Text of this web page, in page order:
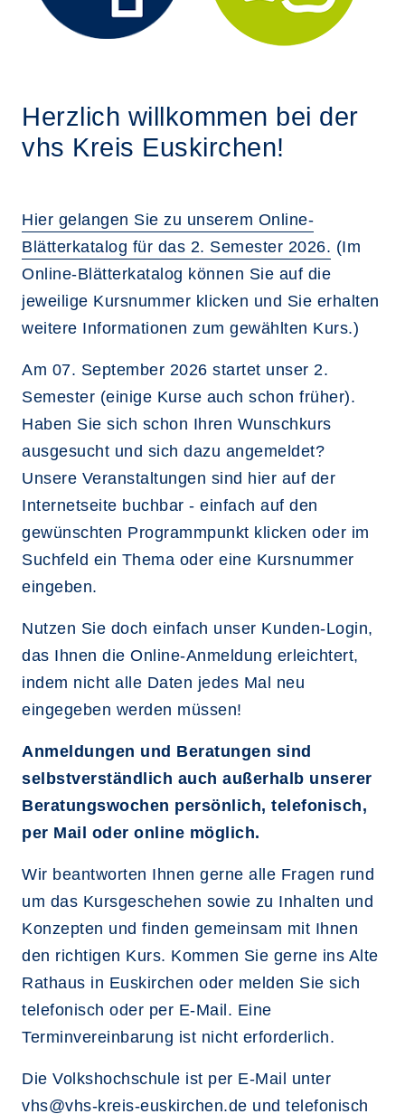
Herzlich willkommen bei der
vhs Kreis Euskirchen!
Hier gelangen Sie zu unserem Online-
Blätterkatalog für das 2. Semester 2026. (Im
Online-Blätterkatalog können Sie auf die
jeweilige Kursnummer klicken und Sie erhalten
weitere Informationen zum gewählten Kurs.)
Am 07. September 2026 startet unser 2.
Semester (einige Kurse auch schon früher).
Haben Sie sich schon Ihren Wunschkurs
ausgesucht und sich dazu angemeldet?
Unsere Veranstaltungen sind hier auf der
Internetseite buchbar - einfach auf den
gewünschten Programmpunkt klicken oder im
Suchfeld ein Thema oder eine Kursnummer
eingeben.
Nutzen Sie doch einfach unser Kunden-Login,
das Ihnen die Online-Anmeldung erleichtert,
indem nicht alle Daten jedes Mal neu
eingegeben werden müssen!
Anmeldungen und Beratungen sind
selbstverständlich auch außerhalb unserer
Beratungswochen persönlich, telefonisch,
per Mail oder online möglich.
Wir beantworten Ihnen gerne alle Fragen rund
um das Kursgeschehen sowie zu Inhalten und
Konzepten und finden gemeinsam mit Ihnen
den richtigen Kurs. Kommen Sie gerne ins Alte
Rathaus in Euskirchen oder melden Sie sich
telefonisch oder per E-Mail. Eine
Terminvereinbarung ist nicht erforderlich.
Die Volkshochschule ist per E-Mail unter
vhs@vhs-kreis-euskirchen.de und telefonisch